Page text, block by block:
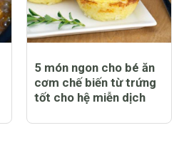
5 món ngon cho bé ăn
cơm chế biến từ trứng
tốt cho hệ miễn dịch